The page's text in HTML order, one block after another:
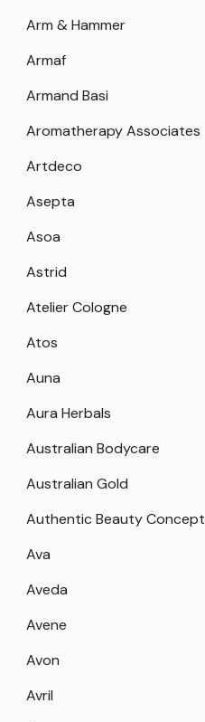
Arm & Hammer
Armaf
Armand Basi
Aromatherapy Associates
Artdeco
Asepta
Asoa
Astrid
Atelier Cologne
Atos
Auna
Aura Herbals
Australian Bodycare
Australian Gold
Authentic Beauty Concept
Ava
Aveda
Avene
Avon
Avril